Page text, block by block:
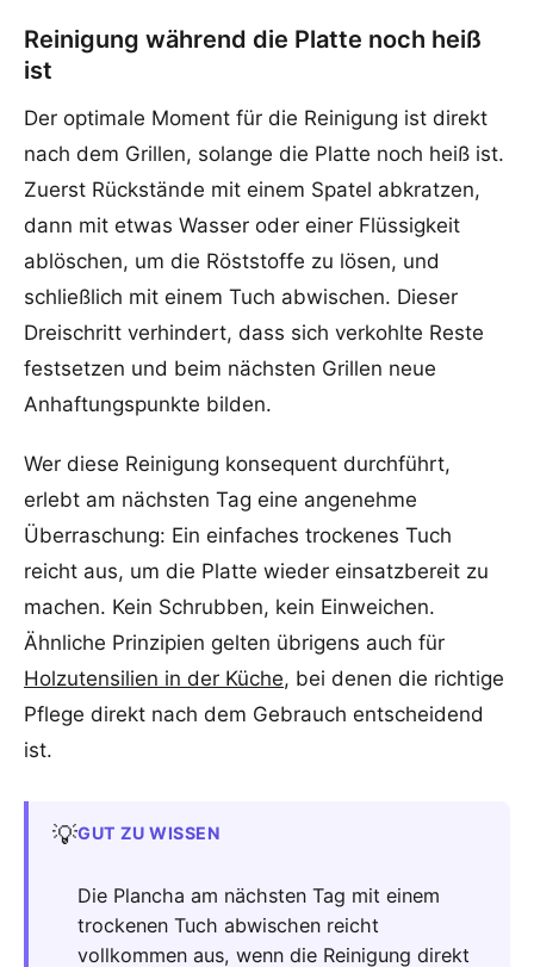
Reinigung während die Platte noch heiß
ist
Der optimale Moment für die Reinigung ist direkt
nach dem Grillen, solange die Platte noch heiß ist.
Zuerst Rückstände mit einem Spatel abkratzen,
dann mit etwas Wasser oder einer Flüssigkeit
ablöschen, um die Röststoffe zu lösen, und
schließlich mit einem Tuch abwischen. Dieser
Dreischritt verhindert, dass sich verkohlte Reste
festsetzen und beim nächsten Grillen neue
Anhaftungspunkte bilden.
Wer diese Reinigung konsequent durchführt,
erlebt am nächsten Tag eine angenehme
Überraschung: Ein einfaches trockenes Tuch
reicht aus, um die Platte wieder einsatzbereit zu
machen. Kein Schrubben, kein Einweichen.
Ähnliche Prinzipien gelten übrigens auch für
Holzutensilien in der Küche, bei denen die richtige
Pflege direkt nach dem Gebrauch entscheidend
ist.
💡GUT ZU WISSEN
Die Plancha am nächsten Tag mit einem
trockenen Tuch abwischen reicht
vollkommen aus, wenn die Reinigung direkt